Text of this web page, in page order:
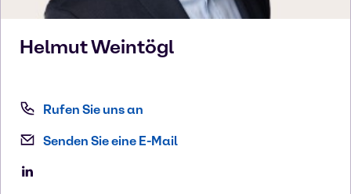
HelmutWeintögl
Rufen Sie uns an
Senden Sie eine E-Mail